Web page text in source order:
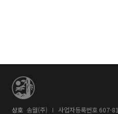
상호 송월(주) 사업자등록번호 607-